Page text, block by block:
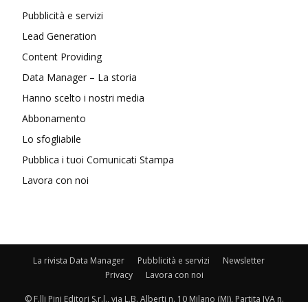
Pubblicità e servizi
Lead Generation
Content Providing
Data Manager – La storia
Hanno scelto i nostri media
Abbonamento
Lo sfogliabile
Pubblica i tuoi Comunicati Stampa
Lavora con noi
La rivista Data Manager Pubblicità e servizi
Newsletter
Privacy
Lavora con noi
© F.lli Pini Editori S.r.l., via L.B. Alberti n. 10 Milano (MI), Partita IVA n.